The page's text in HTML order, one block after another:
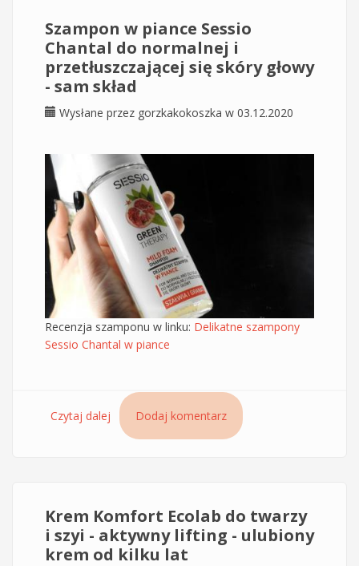
Szampon w piance Sessio
Chantal do normalnej i
przetłuszczającej się skóry głowy
- sam skład
Wysłane przez gorzkakokoszka w 03.12.2020
Recenzja szamponu w linku: Delikatne szampony
Sessio Chantal w piance
Czytaj dalej wpis Szampon w piance Sessio Chantal do
normalnej i przetłuszczającej się skóry głowy -
Dodaj komentarz
Krem Komfort Ecolab do twarzy
i szyi - aktywny lifting - ulubiony
krem od kilku lat